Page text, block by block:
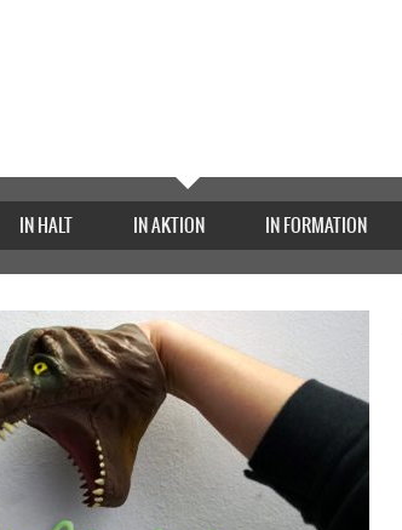
IN HALT IN AKTION IN FORMATION